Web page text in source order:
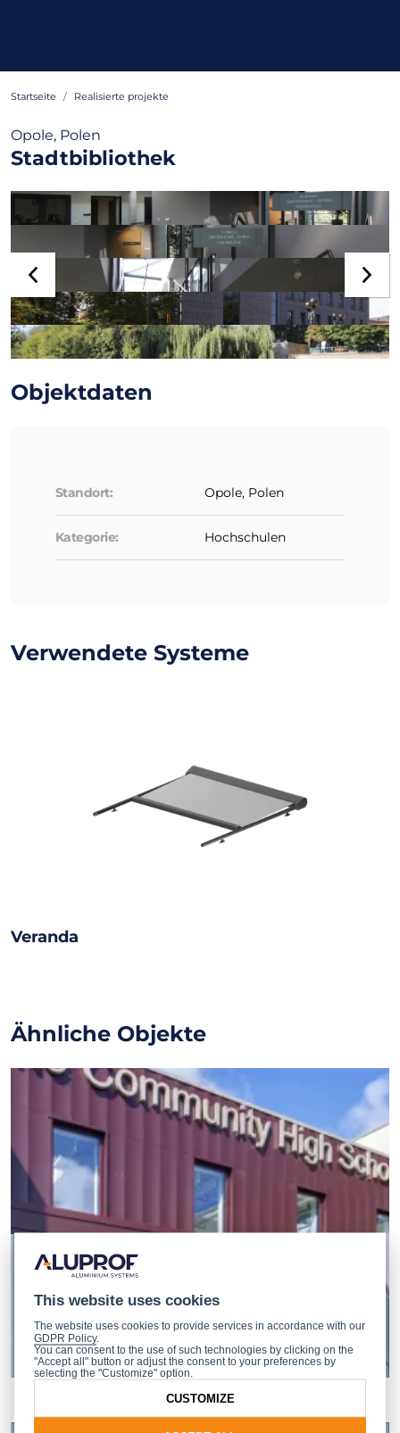
Startseite Realisierte projekte
Opole, Polen
Stadtbibliothek
Objektdaten
Standort: Opole, Polen
Kategorie: Hochschulen
Verwendete Systeme
Veranda
Ähnliche Objekte
This website uses cookies
The website uses cookies to provide services in accordance with our
GDPR Policy.
You can consent to the use of such technologies by clicking on the
"Accept all" button or adjust the consent to your preferences by
selecting the "Customize" option.
CUSTOMIZE